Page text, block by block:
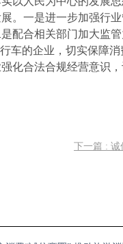
。一是进一步加强行
配合相关部门加大监
车的企业，切实保障
化合法合规经营意识
下一篇 : 诚